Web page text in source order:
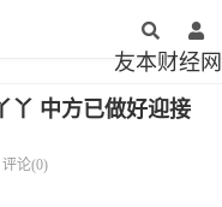
友本财经网
丫 中方已做好迎接
评论(0)